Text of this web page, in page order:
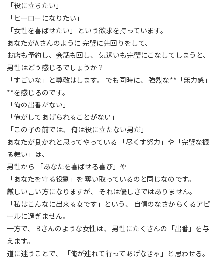
「役に立ちたい」
「ヒーローになりたい」
「女性を喜ばせたい」 という欲求を持っています。
あなたがAさんのように 完璧に先回りをして、
お店も予約し、会話も回し、 気遣いも完璧にこなしてしまうと、
男性はどう感じるでしょうか？
「すごいな」と尊敬はします。 でも同時に、 強烈な**「無力感」
**を感じるのです。
「俺の出番がない」
「俺がしてあげられることがない」
「この子の前では、 俺は役に立たない男だ」
あなたが良かれと思ってやっている 「尽くす努力」や「完璧な振
る舞い」は、
男性から 「あなたを喜ばせる喜び」や
「あなたを守る役割」を 奪い取っているのと同じなのです。
厳しい言い方になりますが、 それは優しさではありません。
「私はこんなに出来る女です」という、 自信のなさからくるアピ
ールに過ぎません。
一方で、 Bさんのような女性は、 男性にたくさんの「出番」を与
えます。
道に迷うことで、 「俺が連れて行ってあげなきゃ」と思わせる。